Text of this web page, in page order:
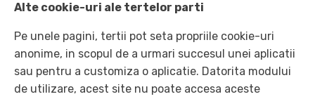
Alte cookie-uri ale tertelor parti
Pe unele pagini, tertii pot seta propriile cookie-uri
anonime, in scopul de a urmari succesul unei aplicatii
sau pentru a customiza o aplicatie. Datorita modului
de utilizare, acest site nu poate accesa aceste